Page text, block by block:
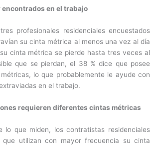
en el trabajo
profesionales residenciales encuestados
su cinta métrica al menos una vez al día
cinta métrica se pierde hasta tres veces al
que se pierdan, el 38 % dice que posee
lo que probablemente le ayude con
en el trabajo.
requieren diferentes cintas métricas
lo que miden, los contratistas residenciales
que utilizan con mayor frecuencia su cinta